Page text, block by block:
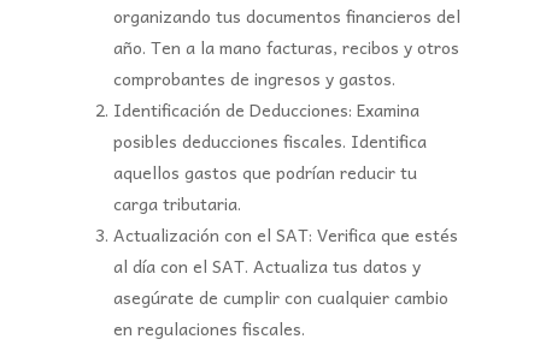
organizando tus documentos financieros del
año. Ten a la mano facturas, recibos y otros
comprobantes de ingresos y gastos.
Identificación de Deducciones: Examina
posibles deducciones fiscales. Identifica
aquellos gastos que podrían reducir tu
carga tributaria.
Actualización con el SAT: Verifica que estés
al día con el SAT. Actualiza tus datos y
asegúrate de cumplir con cualquier cambio
en regulaciones fiscales.